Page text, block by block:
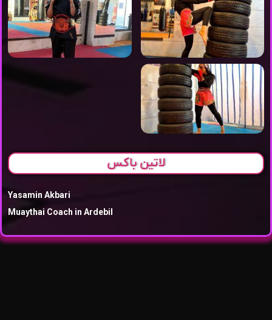
لاتین باکس
Yasamin Akbari
Muaythai Coach in Ardebil